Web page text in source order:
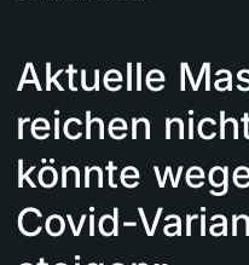
Aktuelle
reichen
könnte
Covid-